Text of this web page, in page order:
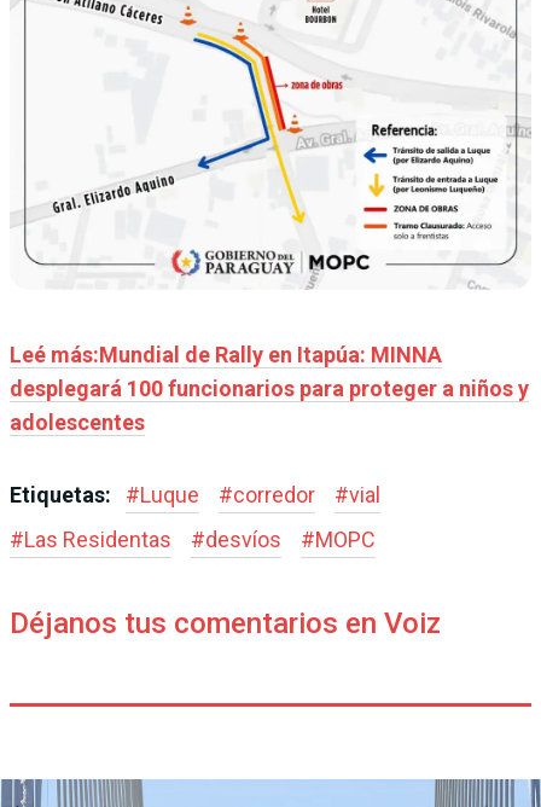
Leé más:Mundial de Rally en Itapúa: MINNA
desplegará 100 funcionarios para proteger a niños y
adolescentes
Etiquetas: #Luque #corredor #vial
#Las Residentas #desvíos #MOPC
Déjanos tus comentarios en Voiz